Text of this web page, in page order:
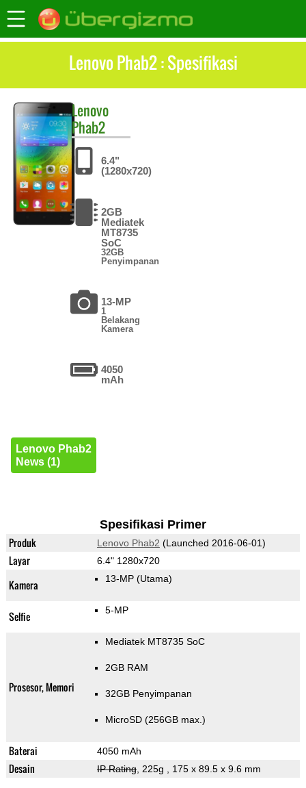
Lenovo Phab2 : Spesifikasi
Lenovo
Phab2
6.4"
(1280x720)
2GB
Mediatek
MT8735
SoC
32GB
Penyimpanan
13-MP
1
Belakang
Kamera
4050
mAh
Lenovo Phab2
News (1)
Spesifikasi Primer
Produk Lenovo Phab2 (Launched 2016-06-01)
Layar 6.4" 1280x720
Kamera 13-MP (Utama)
Selfie 5-MP
Prosesor, Memori
Mediatek MT8735 SoC
2GB RAM
32GB Penyimpanan
MicroSD (256GB max.)
Baterai 4050 mAh
Desain IP Rating, 225g , 175 x 89.5 x 9.6 mm